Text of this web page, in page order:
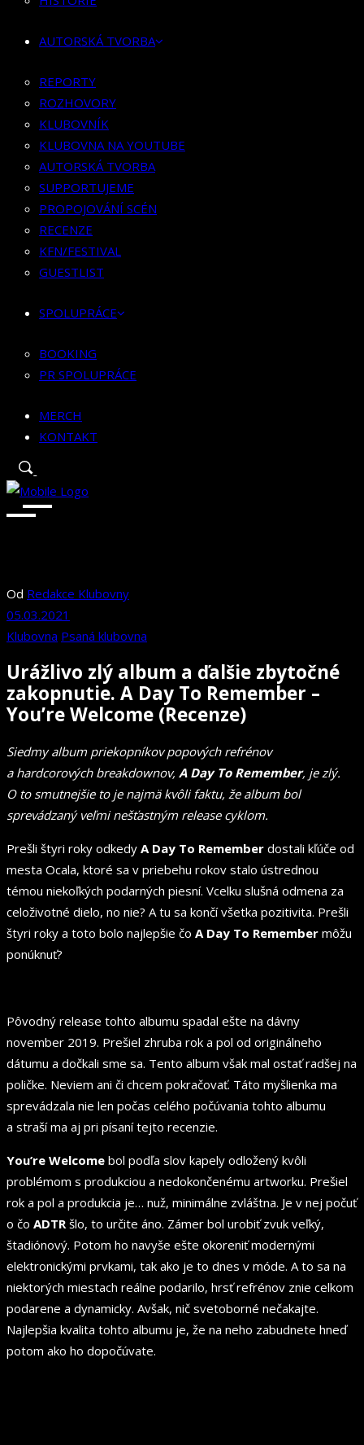
KLUBOVNA NA YOUTUBE
SUPPORTUJEME
PROPOJOVÁNÍ SCÉN
RECENZE
KFN/FESTIVAL
GUESTLIST
SPOLUPRÁCE
BOOKING
PR SPOLUPRÁCE
MERCH
AUTORSKÁ TVORBA
REPORTY
ROZHOVORY
KLUBOVNÍK
KLUBOVNA NA YOUTUBE
AUTORSKÁ TVORBA
SUPPORTUJEME
PROPOJOVÁNÍ SCÉN
RECENZE
KFN/FESTIVAL
GUESTLIST
SPOLUPRÁCE
BOOKING
PR SPOLUPRÁCE
MERCH
KONTAKT
Od Redakce Klubovny
05.03.2021
Klubovna Psaná klubovna
Urážlivo zlý album a ďalšie zbytočné
zakopnutie. A Day To Remember –
You’re Welcome (Recenze)
Siedmy album priekopníkov popových refrénov
a hardcorových breakdownov, A Day To Remember, je zlý.
O to smutnejšie to je najmä kvôli faktu, že album bol
sprevádzaný veľmi nešťastným release cyklom.
Prešli štyri roky odkedy A Day To Remember dostali kľúče od
mesta Ocala, ktoré sa v priebehu rokov stalo ústrednou
témou niekoľkých podarných piesní. Vcelku slušná odmena za
celoživotné dielo, no nie? A tu sa končí všetka pozitivita. Prešli
štyri roky a toto bolo najlepšie čo A Day To Remember môžu
ponúknuť?
Pôvodný release tohto albumu spadal ešte na dávny
november 2019. Prešiel zhruba rok a pol od originálneho
dátumu a dočkali sme sa. Tento album však mal ostať radšej na
poličke. Neviem ani či chcem pokračovať. Táto myšlienka ma
sprevádzala nie len počas celého počúvania tohto albumu
a straší ma aj pri písaní tejto recenzie.
You’re Welcome bol podľa slov kapely odložený kvôli
problémom s produkciou a nedokončenému artworku. Prešiel
rok a pol a produkcia je… nuž, minimálne zvláštna. Je v nej počuť
o čo ADTR šlo, to určite áno. Zámer bol urobiť zvuk veľký,
štadiónový. Potom ho navyše ešte okoreniť modernými
elektronickými prvkami, tak ako je to dnes v móde. A to sa na
niektorých miestach reálne podarilo, hrsť refrénov znie celkom
podarene a dynamicky. Avšak, nič svetoborné nečakajte.
Najlepšia kvalita tohto albumu je, že na neho zabudnete hneď
potom ako ho dopočúvate.